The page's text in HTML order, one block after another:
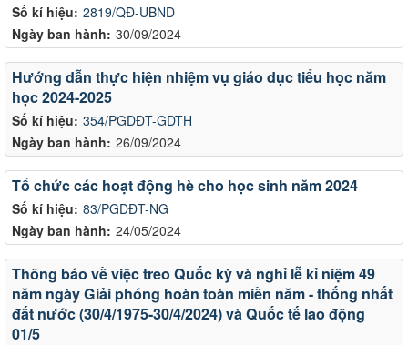
Số kí hiệu: 2819/QĐ-UBND
Ngày ban hành: 30/09/2024
Số kí hiệu: 354/PGDĐT-GDTH
Ngày ban hành: 26/09/2024
Hướng dẫn thực hiện nhiệm vụ giáo dục tiểu học năm
học 2024-2025
Số kí hiệu: 83/PGDĐT-NG
Ngày ban hành: 24/05/2024
Tổ chức các hoạt động hè cho học sinh năm 2024
Thông báo về việc treo Quốc kỳ và nghỉ lễ kỉ niệm 49
năm ngày Giải phóng hoàn toàn miền năm - thống nhất
đất nước (30/4/1975-30/4/2024) và Quốc tế lao động
01/5